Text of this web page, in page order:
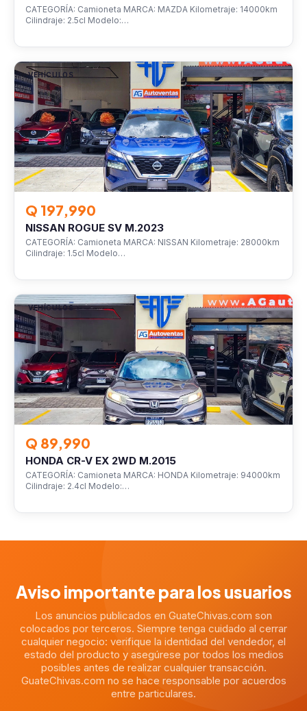
CATEGORÍA: Camioneta MARCA: MAZDA Kilometraje: 14000km
Cilindraje: 2.5cl Modelo:…
VEHÍCULOS
Q 197,990
NISSAN ROGUE SV M.2023
CATEGORÍA: Camioneta MARCA: NISSAN Kilometraje: 28000km
Cilindraje: 1.5cl Modelo…
VEHÍCULOS
Q 89,990
HONDA CR-V EX 2WD M.2015
CATEGORÍA: Camioneta MARCA: HONDA Kilometraje: 94000km
Cilindraje: 2.4cl Modelo:…
Aviso importante para los usuarios
Los anuncios publicados en GuateChivas.com son
colocados por terceros. Siempre tenga cuidado al cerrar
cualquier negocio: verifique la identidad del vendedor, el
estado del producto y asegúrese por todos los medios
posibles antes de realizar cualquier transacción.
GuateChivas.com no se hace responsable por acuerdos
entre particulares.